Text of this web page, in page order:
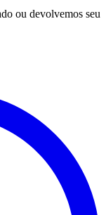
ou devolvemos seu